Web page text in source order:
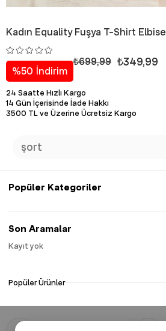
Kadın Equality Fuşya T-Shirt Elbise
%50 İndirim
₺699,99 ₺349,99
24 Saatte Hızlı Kargo
14 Gün İçerisinde İade Hakkı
3500 TL ve Üzerine Ücretsiz Kargo
Tükendi
Yorum Yaz
Güvenli Alışveriş
Popüler Kategoriler
Son Aramalar
Kayıt yok
Popüler Ürünler